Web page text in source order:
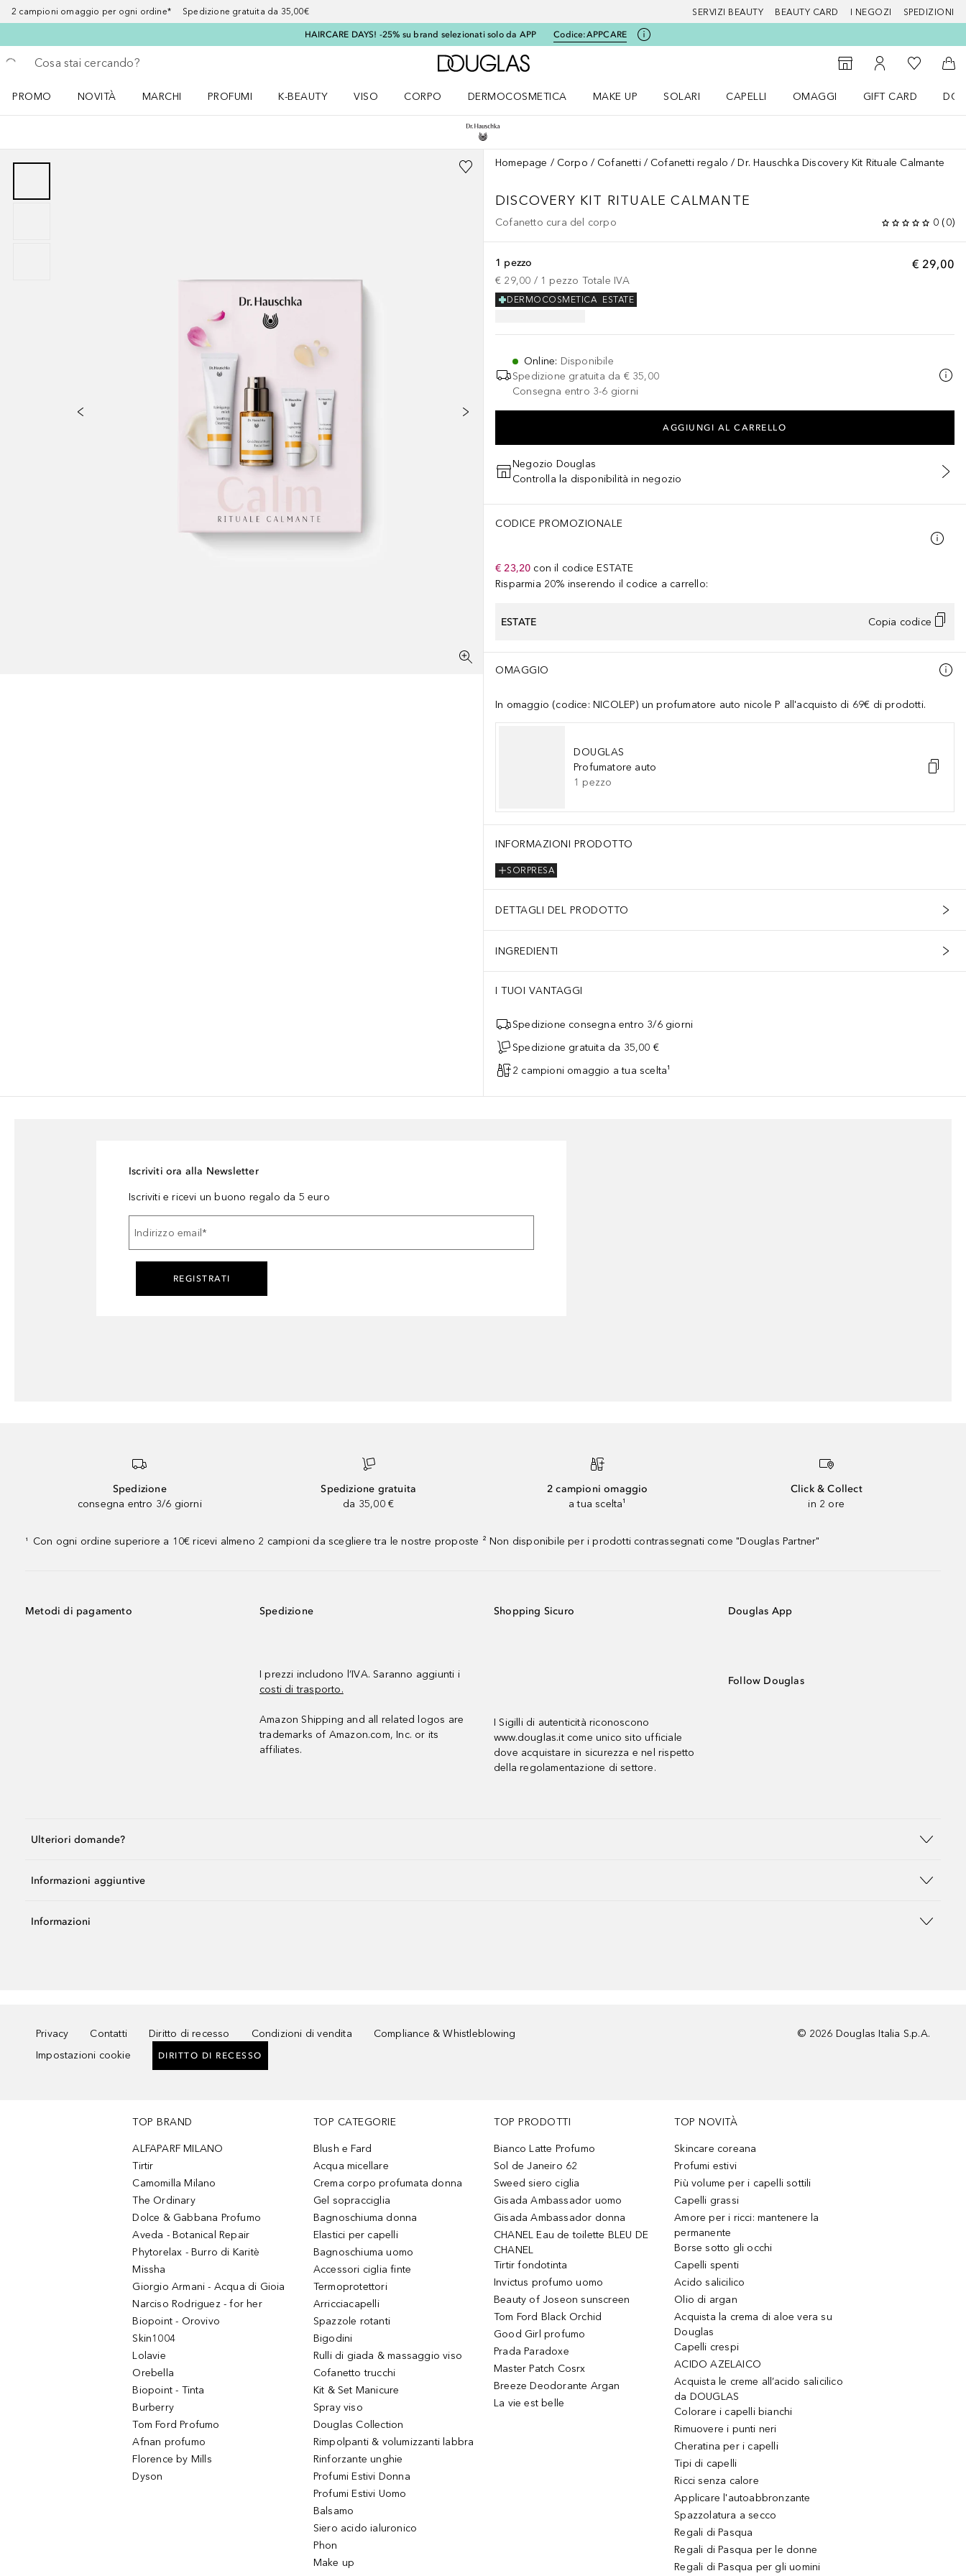
2 campioni omaggio per ogni ordine* Spedizione gratuita da 35,00€ SERVIZI BEAUTY BEAUTY CARD I NEGOZI SPEDIZIONI
HAIRCARE DAYS! -25% su brand selezionati solo da APP Codice:APPCARE
Torna indietro
Esegui ricerca
A Douglas Home
StorefinderAl Mio Account
Alla Mia
Al
PROMO
NOVITÀ
MARCHI
PROFUMI
K-BEAUTY
VISO
CORPO
DERMOCOSMETICA
MAKE UP
SOLARI
CAPELLI
OMAGGI
GIFT CARD
Homepage Corpo Cofanetti Cofanetti regalo Dr. Hauschka Discovery Kit Rituale Calmante
DISCOVERY KIT RITUALE CALMANTE
Cofanetto cura del corpo 0 (0)
€ 29,00
1 pezzo
€ 29,00 / 1 pezzo Totale IVA
ESTATE
DERMOCOSMETICA
Online: Disponibile
Spedizione gratuita da € 35,00
Consegna entro 3-6 giorni
AGGIUNGI AL CARRELLO
Negozio Douglas
Controlla la disponibilità in negozio
CODICE PROMOZIONALE
€ 23,20 con il codice ESTATE
Risparmia 20% inserendo il codice a carrello:
ESTATE Copia codice
OMAGGIO
In omaggio (codice: NICOLEP) un profumatore auto nicole P all'acquisto di 69€ di prodotti.
DOUGLAS
Profumatore auto
1 pezzo
INFORMAZIONI PRODOTTO
SORPRESA
DETTAGLI DEL PRODOTTO
INGREDIENTI
I TUOI VANTAGGI
Spedizione consegna entro 3/6 giorni
Spedizione gratuita da 35,00 €
2 campioni omaggio a tua scelta¹
Iscriviti ora alla Newsletter
Iscriviti e ricevi un buono regalo da 5 euro
Indirizzo email *
REGISTRATI
Spedizione
consegna entro 3/6 giorni
Spedizione gratuita
da 35,00 €
2 campioni omaggio
a tua scelta¹
Click & Collect
in 2 ore
¹ Con ogni ordine superiore a 10€ ricevi almeno 2 campioni da scegliere tra le nostre proposte ² Non disponibile per i prodotti contrassegnati come "Douglas Partner"
Metodi di pagamento Spedizione
I prezzi includono l’IVA. Saranno aggiunti i
costi di trasporto.
Amazon Shipping and all related logos are
trademarks of Amazon.com, Inc. or its
affiliates.
Shopping Sicuro
I Sigilli di autenticità riconoscono
www.douglas.it come unico sito ufficiale
dove acquistare in sicurezza e nel rispetto
della regolamentazione di settore.
Douglas App
Follow Douglas
Ulteriori domande?
Informazioni aggiuntive
Informazioni
Privacy Contatti Diritto di recesso Condizioni di vendita
Compliance & Whistleblowing
Impostazioni cookie
DIRITTO DI RECESSO
© 2026 Douglas Italia S.p.A.
TOP BRAND
ALFAPARF MILANO
Tirtir
Camomilla Milano
The Ordinary
Dolce & Gabbana Profumo
Aveda - Botanical Repair
Phytorelax - Burro di Karitè
Missha
Giorgio Armani - Acqua di Gioia
Narciso Rodriguez - for her
Biopoint - Orovivo
Skin1004
Lolavie
Orebella
Biopoint - Tinta
Burberry
Tom Ford Profumo
Afnan profumo
Florence by Mills
Dyson
TOP CATEGORIE
Blush e Fard
Acqua micellare
Crema corpo profumata donna
Gel sopracciglia
Bagnoschiuma donna
Elastici per capelli
Bagnoschiuma uomo
Accessori ciglia finte
Termoprotettori
Arricciacapelli
Spazzole rotanti
Bigodini
Rulli di giada & massaggio viso
Cofanetto trucchi
Kit & Set Manicure
Spray viso
Douglas Collection
Rimpolpanti & volumizzanti labbra
Rinforzante unghie
Profumi Estivi Donna
Profumi Estivi Uomo
Balsamo
Siero acido ialuronico
Phon
Make up
TOP PRODOTTI
Bianco Latte Profumo
Sol de Janeiro 62
Sweed siero ciglia
Gisada Ambassador uomo
Gisada Ambassador donna
CHANEL Eau de toilette BLEU DE
CHANEL
Tirtir fondotinta
Invictus profumo uomo
Beauty of Joseon sunscreen
Tom Ford Black Orchid
Good Girl profumo
Prada Paradoxe
Master Patch Cosrx
Breeze Deodorante Argan
La vie est belle
TOP NOVITÀ
Skincare coreana
Profumi estivi
Più volume per i capelli sottili
Capelli grassi
Amore per i ricci: mantenere la
permanente
Borse sotto gli occhi
Capelli spenti
Acido salicilico
Olio di argan
Acquista la crema di aloe vera su
Douglas
Capelli crespi
ACIDO AZELAICO
Acquista le creme all’acido salicilico
da DOUGLAS
Colorare i capelli bianchi
Rimuovere i punti neri
Cheratina per i capelli
Tipi di capelli
Ricci senza calore
Applicare l'autoabbronzante
Spazzolatura a secco
Regali di Pasqua
Regali di Pasqua per le donne
Regali di Pasqua per gli uomini